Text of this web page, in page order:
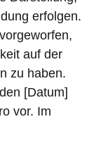
erfolgen.
auf der
zu haben.
[Datum]
vor. Im